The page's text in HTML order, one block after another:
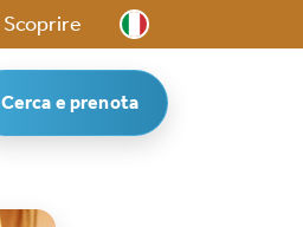
Scoprire
Cerca e prenota